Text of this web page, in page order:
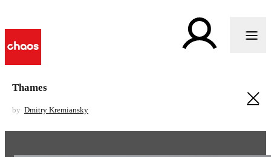
Thames
by Dmitry Kremiansky